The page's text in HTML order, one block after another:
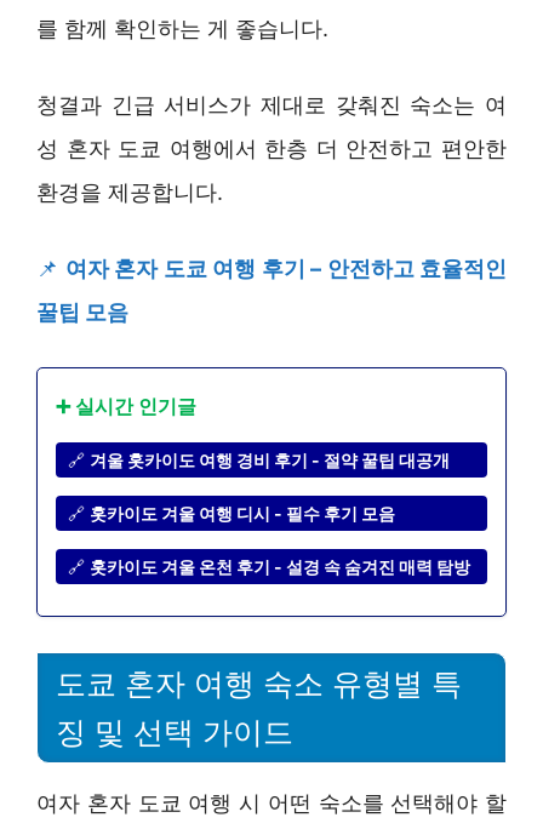
를 함께 확인하는 게 좋습니다.
청결과 긴급 서비스가 제대로 갖춰진 숙소는 여
성 혼자 도쿄 여행에서 한층 더 안전하고 편안한
환경을 제공합니다.
📌 여자 혼자 도쿄 여행 후기 – 안전하고 효율적인
꿀팁 모음
➕ 실시간 인기글
🔗 겨울 홋카이도 여행 경비 후기 - 절약 꿀팁 대공개
🔗 홋카이도 겨울 여행 디시 - 필수 후기 모음
🔗 홋카이도 겨울 온천 후기 - 설경 속 숨겨진 매력 탐방
도쿄 혼자 여행 숙소 유형별 특
징 및 선택 가이드
여자 혼자 도쿄 여행 시 어떤 숙소를 선택해야 할